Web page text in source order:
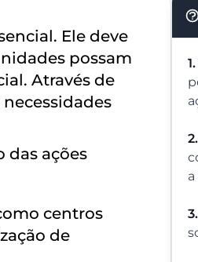
1.
2.
3.
Ele deve
possam
Através de
das ações
centros
de